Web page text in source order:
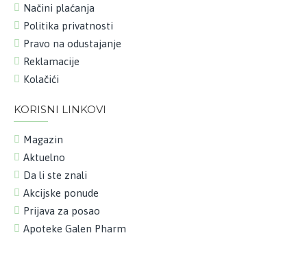
Načini plaćanja
Politika privatnosti
Pravo na odustajanje
Reklamacije
Kolačići
KORISNI LINKOVI
Magazin
Aktuelno
Da li ste znali
Akcijske ponude
Prijava za posao
Apoteke Galen Pharm